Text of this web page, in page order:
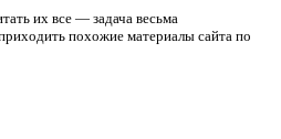
их все — задача весьма
похожие материалы сайта по